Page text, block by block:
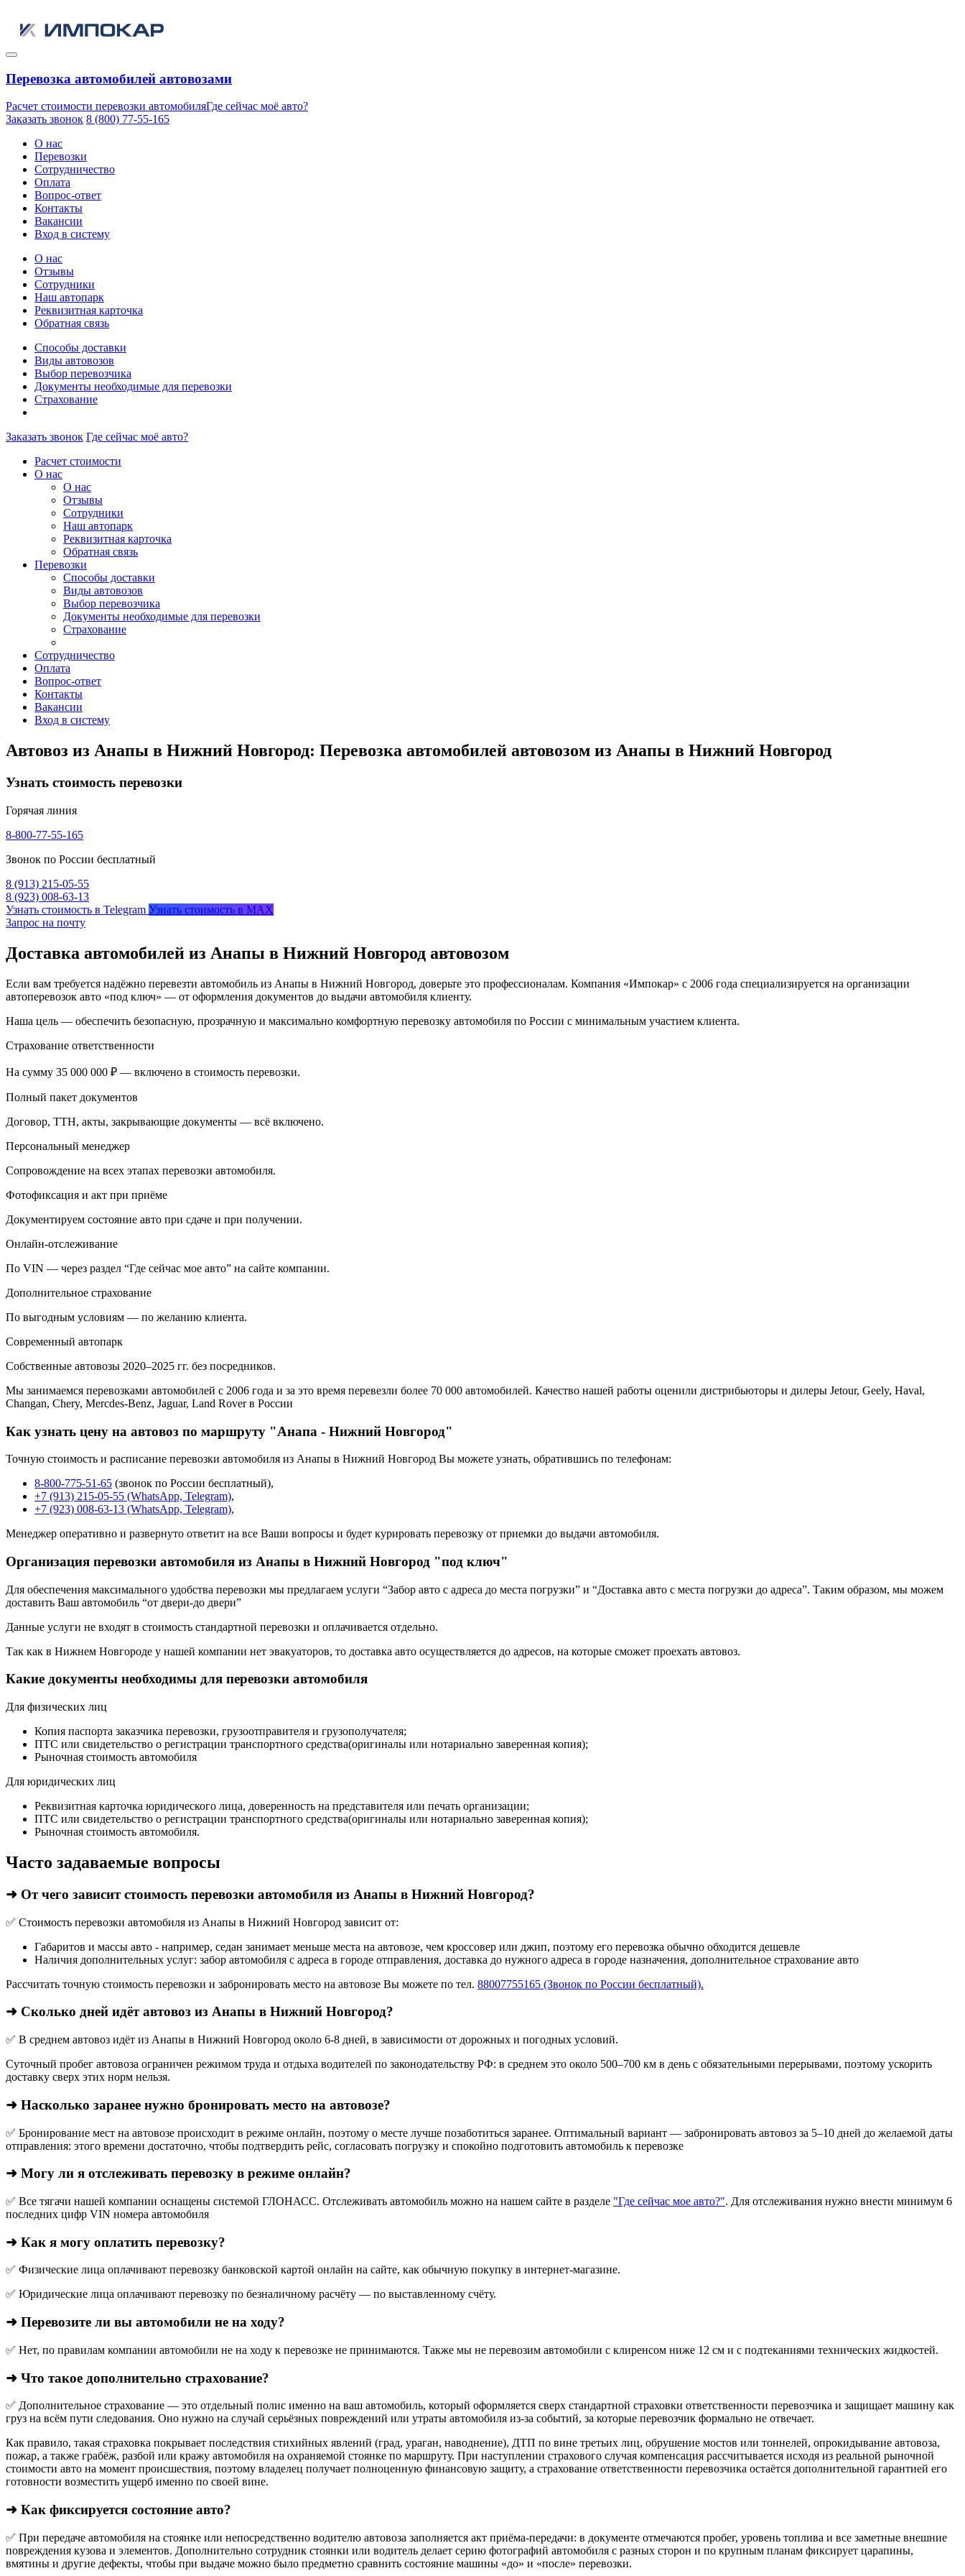
Перевозка автомобилей автовозами
Расчет стоимости перевозки автомобиляГде сейчас моё авто?
Заказать звонок 8 (800) 77-55-165
О нас
Перевозки
Сотрудничество
Оплата
Вопрос-ответ
Контакты
Вакансии
Вход в систему
О нас
Отзывы
Сотрудники
Наш автопарк
Реквизитная карточка
Обратная связь
Способы доставки
Виды автовозов
Выбор перевозчика
Документы необходимые для перевозки
Страхование
Заказать звонок Где сейчас моё авто?
Расчет стоимости
О нас
О нас
Отзывы
Сотрудники
Наш автопарк
Реквизитная карточка
Обратная связь
Перевозки
Способы доставки
Виды автовозов
Выбор перевозчика
Документы необходимые для перевозки
Страхование
Сотрудничество
Оплата
Вопрос-ответ
Контакты
Вакансии
Вход в систему
Автовоз из Анапы в Нижний Новгород: Перевозка автомобилей автовозом из Анапы в Нижний Новгород
Узнать стоимость перевозки
Горячая линия
8-800-77-55-165
Звонок по России бесплатный
8 (913) 215-05-55
8 (923) 008-63-13
Узнать стоимость в Telegram Узнать стоимость в MAX
Запрос на почту
Доставка автомобилей из Анапы в Нижний Новгород автовозом
Если вам требуется надёжно перевезти автомобиль из Анапы в Нижний Новгород, доверьте это профессионалам. Компания «Импокар» с 2006 года специализируется на организации
автоперевозок авто «под ключ» — от оформления документов до выдачи автомобиля клиенту.
Наша цель — обеспечить безопасную, прозрачную и максимально комфортную перевозку автомобиля по России с минимальным участием клиента.
Страхование ответственности
На сумму 35 000 000 ₽ — включено в стоимость перевозки.
Полный пакет документов
Договор, ТТН, акты, закрывающие документы — всё включено.
Персональный менеджер
Сопровождение на всех этапах перевозки автомобиля.
Фотофиксация и акт при приёме
Документируем состояние авто при сдаче и при получении.
Онлайн-отслеживание
По VIN — через раздел “Где сейчас мое авто” на сайте компании.
Дополнительное страхование
По выгодным условиям — по желанию клиента.
Современный автопарк
Собственные автовозы 2020–2025 гг. без посредников.
Мы занимаемся перевозками автомобилей с 2006 года и за это время перевезли более 70 000 автомобилей. Качество нашей работы оценили дистрибьюторы и дилеры Jetour, Geely, Haval,
Changan, Chery, Mercdes-Benz, Jaguar, Land Rover в России
Как узнать цену на автовоз по маршруту "Анапа - Нижний Новгород"
Точную стоимость и расписание перевозки автомобиля из Анапы в Нижний Новгород Вы можете узнать, обратившись по телефонам:
8-800-775-51-65 (звонок по России бесплатный),
+7 (913) 215-05-55 (WhatsApp, Telegram),
+7 (923) 008-63-13 (WhatsApp, Telegram),
Менеджер оперативно и развернуто ответит на все Ваши вопросы и будет курировать перевозку от приемки до выдачи автомобиля.
Организация перевозки автомобиля из Анапы в Нижний Новгород "под ключ"
Для обеспечения максимального удобства перевозки мы предлагаем услуги “Забор авто с адреса до места погрузки” и “Доставка авто с места погрузки до адреса”. Таким образом, мы можем
доставить Ваш автомобиль “от двери-до двери”
Данные услуги не входят в стоимость стандартной перевозки и оплачивается отдельно.
Так как в Нижнем Новгороде у нашей компании нет эвакуаторов, то доставка авто осуществляется до адресов, на которые сможет проехать автовоз.
Какие документы необходимы для перевозки автомобиля
Для физических лиц
Копия паспорта заказчика перевозки, грузоотправителя и грузополучателя;
ПТС или свидетельство о регистрации транспортного средства(оригиналы или нотариально заверенная копия);
Рыночная стоимость автомобиля
Для юридических лиц
Реквизитная карточка юридического лица, доверенность на представителя или печать организации;
ПТС или свидетельство о регистрации транспортного средства(оригиналы или нотариально заверенная копия);
Рыночная стоимость автомобиля.
Часто задаваемые вопросы
➜ От чего зависит стоимость перевозки автомобиля из Анапы в Нижний Новгород?
✅ Стоимость перевозки автомобиля из Анапы в Нижний Новгород зависит от:
Габаритов и массы авто - например, седан занимает меньше места на автовозе, чем кроссовер или джип, поэтому его перевозка обычно обходится дешевле
Наличия дополнительных услуг: забор автомобиля с адреса в городе отправления, доставка до нужного адреса в городе назначения, дополнительное страхование авто
Рассчитать точную стоимость перевозки и забронировать место на автовозе Вы можете по тел. 88007755165 (Звонок по России бесплатный).
➜ Сколько дней идёт автовоз из Анапы в Нижний Новгород?
✅ В среднем автовоз идёт из Анапы в Нижний Новгород около 6-8 дней, в зависимости от дорожных и погодных условий.
Суточный пробег автовоза ограничен режимом труда и отдыха водителей по законодательству РФ: в среднем это около 500–700 км в день с обязательными перерывами, поэтому ускорить
доставку сверх этих норм нельзя.
➜ Насколько заранее нужно бронировать место на автовозе?
✅ Бронирование мест на автовозе происходит в режиме онлайн, поэтому о месте лучше позаботиться заранее. Оптимальный вариант — забронировать автовоз за 5–10 дней до желаемой даты
отправления: этого времени достаточно, чтобы подтвердить рейс, согласовать погрузку и спокойно подготовить автомобиль к перевозке
➜ Могу ли я отслеживать перевозку в режиме онлайн?
✅ Все тягачи нашей компании оснащены системой ГЛОНАСС. Отслеживать автомобиль можно на нашем сайте в разделе "Где сейчас мое авто?". Для отслеживания нужно внести минимум 6
последних цифр VIN номера автомобиля
➜ Как я могу оплатить перевозку?
✅ Физические лица оплачивают перевозку банковской картой онлайн на сайте, как обычную покупку в интернет‑магазине.
✅ Юридические лица оплачивают перевозку по безналичному расчёту — по выставленному счёту.
➜ Перевозите ли вы автомобили не на ходу?
✅ Нет, по правилам компании автомобили не на ходу к перевозке не принимаются. Также мы не перевозим автомобили с клиренсом ниже 12 см и с подтеканиями технических жидкостей.
➜ Что такое дополнительно страхование?
✅ Дополнительное страхование — это отдельный полис именно на ваш автомобиль, который оформляется сверх стандартной страховки ответственности перевозчика и защищает машину как
груз на всём пути следования. Оно нужно на случай серьёзных повреждений или утраты автомобиля из‑за событий, за которые перевозчик формально не отвечает.​
Как правило, такая страховка покрывает последствия стихийных явлений (град, ураган, наводнение), ДТП по вине третьих лиц, обрушение мостов или тоннелей, опрокидывание автовоза,
пожар, а также грабёж, разбой или кражу автомобиля на охраняемой стоянке по маршруту. При наступлении страхового случая компенсация рассчитывается исходя из реальной рыночной
стоимости авто на момент происшествия, поэтому владелец получает полноценную финансовую защиту, а страхование ответственности перевозчика остаётся дополнительной гарантией его
готовности возместить ущерб именно по своей вине.
➜ Как фиксируется состояние авто?
✅ При передаче автомобиля на стоянке или непосредственно водителю автовоза заполняется акт приёма-передачи: в документе отмечаются пробег, уровень топлива и все заметные внешние
повреждения кузова и элементов. Дополнительно сотрудник стоянки или водитель делает серию фотографий автомобиля с разных сторон и по крупным планам фиксирует царапины,
вмятины и другие дефекты, чтобы при выдаче можно было предметно сравнить состояние машины «до» и «после» перевозки.